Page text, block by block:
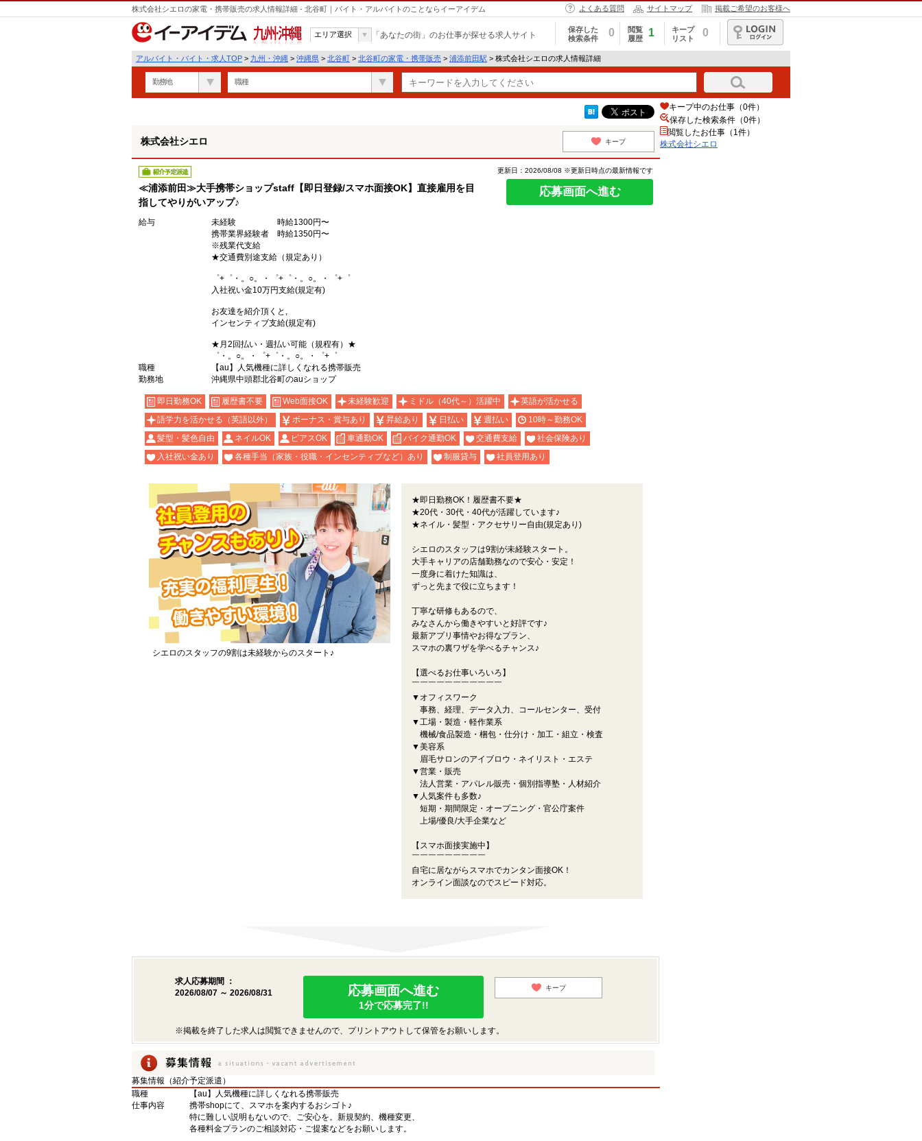
株式会社シエロの家電・携帯販売の求人情報詳細 - 北谷町｜バイト・アルバイトのことならイーアイデム よくある質問 サイトマップ 掲載ご希望のお客様へ
九州・沖縄
エリア選択 「あなたの街」のお仕事が探せる求人サイト
保存した
検索条件
0
閲覧
履歴
1
キープ
リスト
0
ログイン
アルバイト・バイト・求人TOP > 九州・沖縄 > 沖縄県 > 北谷町 > 北谷町の家電・携帯販売 > 浦添前田駅 > 株式会社シエロの求人情報詳細
勤務地 職種
遣
株式会社シエロ キープ
紹介予定派遣
≪浦添前田≫大手携帯ショップstaff【即日登録/スマホ面接OK】直接雇用を目
指してやりがいアップ♪
更新日：2026/08/08 ※更新日時点の最新情報です
応募画面へ進む
給与
未経験 時給1300円〜
携帯業界経験者 時給1350円〜
※残業代支給
★交通費別途支給（規定あり）
゜+゜・。○。・゜+゜・。○。・゜+゜
入社祝い金10万円支給(規定有)
お友達を紹介頂くと,
インセンティブ支給(規定有)
★月2回払い・週払い可能（規程有）★
゜・。○。・゜+゜・。○。・゜+゜
職種
【au】人気機種に詳しくなれる携帯販売
勤務地
沖縄県中頭郡北谷町のauショップ
即日勤務OK 履歴書不要 Web面接OK 未経験歓迎 ミドル（40代～）活躍中
英語が活かせる
語学力を活かせる（英語以外）
ボーナス・賞与あり 昇給あり 日払い 週払い
10時～勤務OK
髪型・髪色自由
ネイルOK ピアスOK 車通勤OK バイク通勤OK 交通費支給
社会保険あり
入社祝い金あり
各種手当（家族・役職・インセンティブなど）あり 制服貸与 社員登用あり
シエロのスタッフの9割は未経験からのスタート♪
★即日勤務OK！履歴書不要★
★20代・30代・40代が活躍しています♪
★ネイル・髪型・アクセサリー自由(規定あり)
シエロのスタッフは9割が未経験スタート。
大手キャリアの店舗勤務なので安心・安定！
一度身に着けた知識は、
ずっと先まで役に立ちます！
丁寧な研修もあるので、
みなさんから働きやすいと好評です♪
最新アプリ事情やお得なプラン、
スマホの裏ワザを学べるチャンス♪
【選べるお仕事いろいろ】
￣￣￣￣￣￣￣￣￣￣￣
▼オフィスワーク
事務、経理、データ入力、コールセンター、受付
▼工場・製造・軽作業系
機械/食品製造・梱包・仕分け・加工・組立・検査
▼美容系
眉毛サロンのアイブロウ・ネイリスト・エステ
▼営業・販売
法人営業・アパレル販売・個別指導塾・人材紹介
▼人気案件も多数♪
短期・期間限定・オープニング・官公庁案件
上場/優良/大手企業など
【スマホ面接実施中】
￣￣￣￣￣￣￣￣￣
自宅に居ながらスマホでカンタン面接OK！
オンライン面談なのでスピード対応。
求人応募期間 ：
2026/08/07 ～ 2026/08/31
応募画面へ進む
1分で応募完了!!
キープ
※掲載を終了した求人は閲覧できませんので、プリントアウトして保管をお願いします。
募集情報（紹介予定派遣）
職種
【au】人気機種に詳しくなれる携帯販売
仕事内容
携帯shopにて、スマホを案内するおシゴト♪
特に難しい説明もないので、ご安心を。新規契約、機種変更、
各種料金プランのご相談対応・ご提案などをお願いします。
キープ中のお仕事（0件）
保存した検索条件（0件）
閲覧したお仕事（1件）
株式会社シエロ